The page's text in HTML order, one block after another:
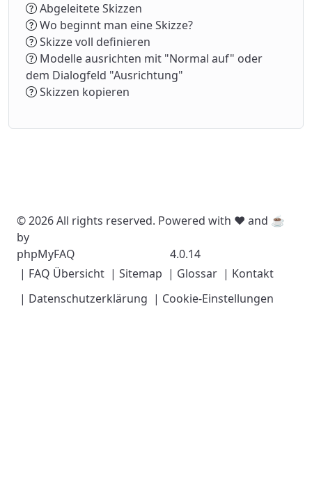
Abgeleitete Skizzen
Wo beginnt man eine Skizze?
Skizze voll definieren
Modelle ausrichten mit "Normal auf" oder
dem Dialogfeld "Ausrichtung"
Skizzen kopieren
© 2026 All rights reserved. Powered with ❤️ and ☕️
by
phpMyFAQ
4.0.14
| FAQ Übersicht | Sitemap | Glossar | Kontakt
| Datenschutzerklärung | Cookie-Einstellungen